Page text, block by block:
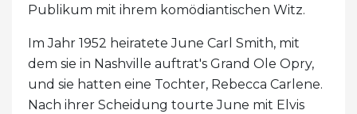
Publikum mit ihrem komödiantischen Witz.
Im Jahr 1952 heiratete June Carl Smith, mit
dem sie in Nashville auftrat's Grand Ole Opry,
und sie hatten eine Tochter, Rebecca Carlene.
Nach ihrer Scheidung tourte June mit Elvis